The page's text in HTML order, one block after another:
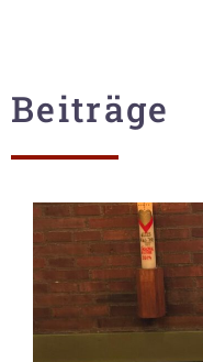
Beiträge